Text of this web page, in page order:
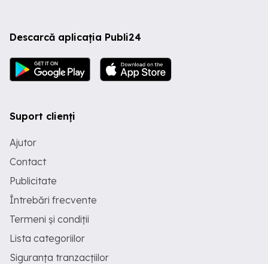
Descarcă aplicația Publi24
Suport clienți
Ajutor
Contact
Publicitate
Întrebări frecvente
Termeni și condiții
Lista categoriilor
Siguranța tranzacțiilor